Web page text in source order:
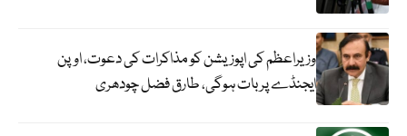
وزیراعظم کی اپوزیشن کو مذاکرات کی دعوت، اوپن
ایجنڈے پر بات ہوگی، طارق فضل چودھری